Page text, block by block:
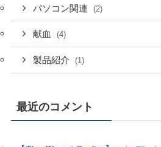
パソコン関連 (2)
献血 (4)
製品紹介 (1)
最近のコメント